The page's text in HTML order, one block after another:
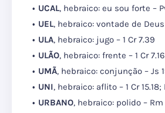
UCAL, hebraico: eu sou forte –
UEL, hebraico: vontade de Deus
ULA, hebraico: jugo – 1 Cr 7.39
ULÃO, hebraico: frente – 1 Cr
UMÃ, hebraico: conjunção – Js
UNI, hebraico: aflito – 1 Cr 15.18;
URBANO, hebraico: polido – Rm